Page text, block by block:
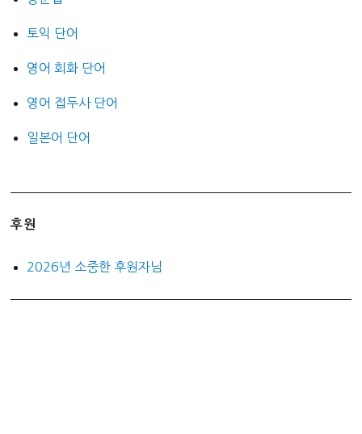
토익 단어
영어 회화 단어
영어 접두사 단어
일본어 단어
후원
2026년 소중한 후원자님